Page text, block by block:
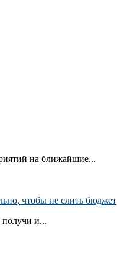
на ближайшие...
чтобы не слить бюджет
получи и...